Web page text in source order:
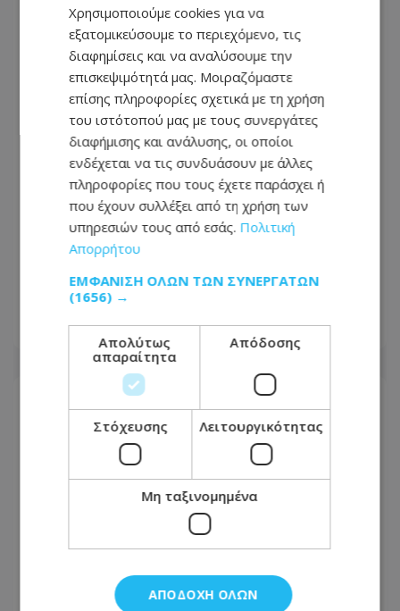
«Κράτος Μαφία»: Η υπόθεση
Δρουσιώτη διερευνάται κατόπιν
καταγγελίας - Όσα αναφέρει η
Αστυνομία
08.08.2026 - 19:29
Χρησιμοποιούμε cookies για να
εξατομικεύσουμε το περιεχόμενο, τις
διαφημίσεις και να αναλύσουμε την
επισκεψιμότητά μας. Μοιραζόμαστε
επίσης πληροφορίες σχετικά με τη χρήση
του ιστότοπού μας με τους συνεργάτες
διαφήμισης και ανάλυσης, οι οποίοι
ενδέχεται να τις συνδυάσουν με άλλες
πληροφορίες που τους έχετε παράσχει ή
που έχουν συλλέξει από τη χρήση των
υπηρεσιών τους από εσάς. Πολιτική
Απορρήτου
ΕΜΦΆΝΙΣΗ ΌΛΩΝ ΤΩΝ ΣΥΝΕΡΓΑΤΏΝ
(1656) →
Απολύτως
απαραίτητα
Απόδοσης
Στόχευσης Λειτουργικότητας
Μη ταξινομημένα
ΑΠΟΔΟΧΉ ΌΛΩΝ